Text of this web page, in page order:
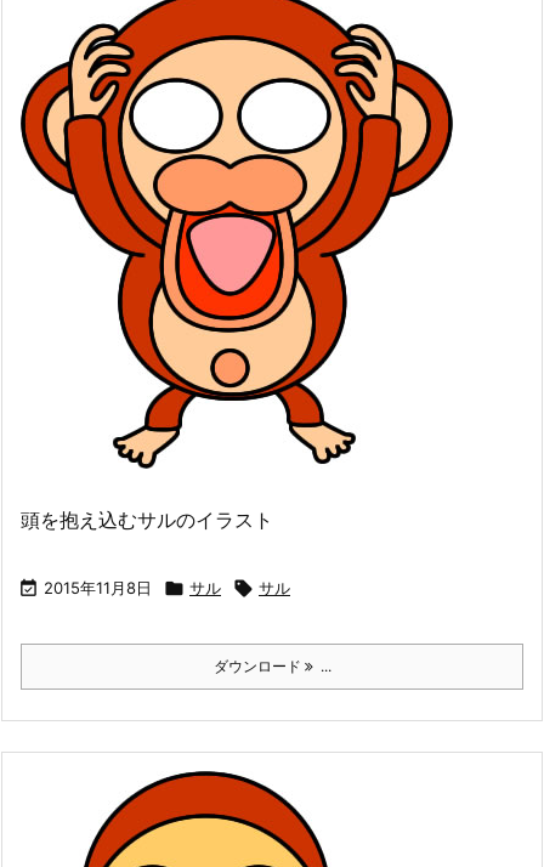
頭を抱え込むサルのイラスト
 2015年11月8日  サル  サル
ダウンロード ...